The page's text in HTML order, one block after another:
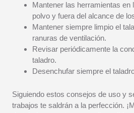
Mantener las herramientas en
polvo y fuera del alcance de
Mantener siempre limpio el
ranuras de ventilación.
Revisar periódicamente la
taladro.
Desenchufar siempre el
Siguiendo estos consejos de uso y
trabajos te saldrán a la perfección.